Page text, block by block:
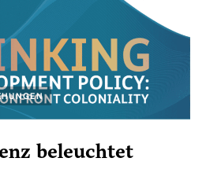
beleuchtet